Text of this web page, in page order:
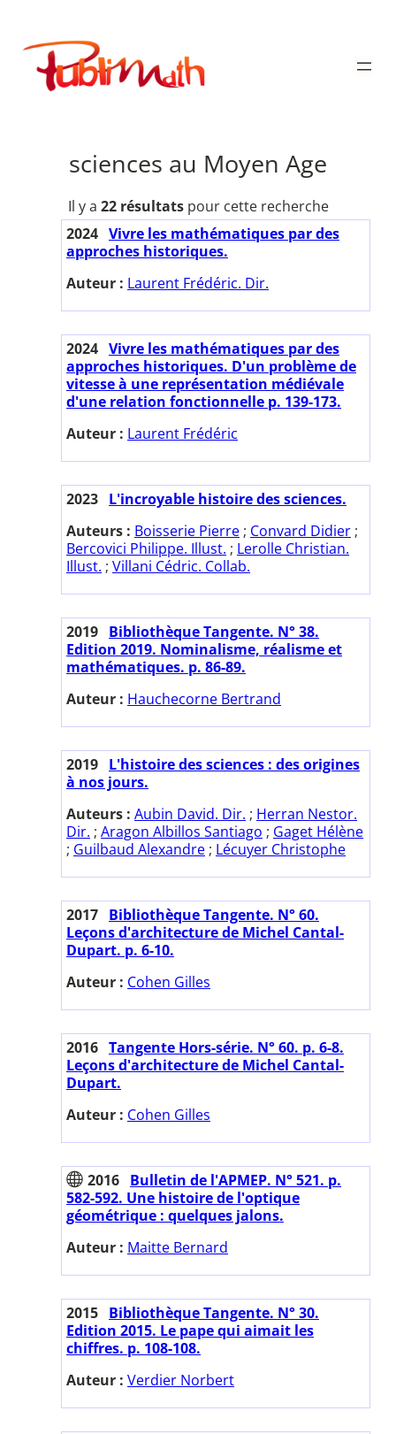
contenu
Publimath
sciences au Moyen Age
Il y a 22 résultatspour cette recherche
2024 Vivre les mathématiques par des
approches historiques.
Auteur : Laurent Frédéric. Dir.
2024 Vivre les mathématiques par des
approches historiques. D'un problème de
vitesse à une représentation médiévale
d'une relation fonctionnelle p. 139-173.
Auteur : Laurent Frédéric
2023 L'incroyable histoire des sciences.
Auteurs : Boisserie Pierre ; Convard Didier ;
Bercovici Philippe. Illust. ; Lerolle Christian.
Illust. ; Villani Cédric. Collab.
2019 Bibliothèque Tangente. N° 38.
Edition 2019. Nominalisme, réalisme et
mathématiques. p. 86-89.
Auteur : Hauchecorne Bertrand
2019 L'histoire des sciences : des origines
à nos jours.
Auteurs : Aubin David. Dir. ; Herran Nestor.
Dir. ; Aragon Albillos Santiago ; Gaget Hélène
; Guilbaud Alexandre ; Lécuyer Christophe
2017 Bibliothèque Tangente. N° 60.
Leçons d'architecture de Michel Cantal-
Dupart. p. 6-10.
Auteur : Cohen Gilles
2016 Tangente Hors-série. N° 60. p. 6-8.
Leçons d'architecture de Michel Cantal-
Dupart.
Auteur : Cohen Gilles
2016 Bulletin de l'APMEP. N° 521. p.
582-592. Une histoire de l'optique
géométrique : quelques jalons.
Auteur : Maitte Bernard
2015 Bibliothèque Tangente. N° 30.
Edition 2015. Le pape qui aimait les
chiffres. p. 108-108.
Auteur : Verdier Norbert